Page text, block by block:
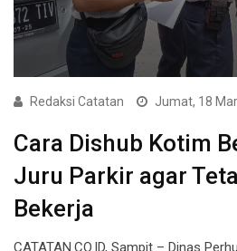
Redaksi Catatan Jumat, 18
Cara Dishub Kotim
Juru Parkir agar
Bekerja
CATATAN.CO.ID, Sampit – Dinas